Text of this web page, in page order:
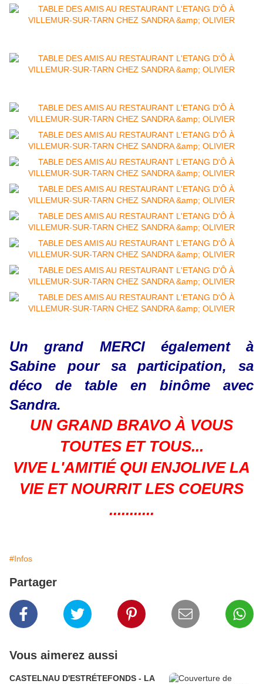
Un grand MERCI également à
Sabine pour sa participation, sa
déco de table en binôme avec
Sandra.
UN GRAND BRAVO À VOUS
TOUTES ET TOUS...
VIVE L'AMITIÉ QUI ENJOLIVE LA
VIE ET NOURRIT LES COEURS
...........
#Infos
Partager
Vous aimerez aussi
CASTELNAU D'ESTRÉTEFONDS - LA